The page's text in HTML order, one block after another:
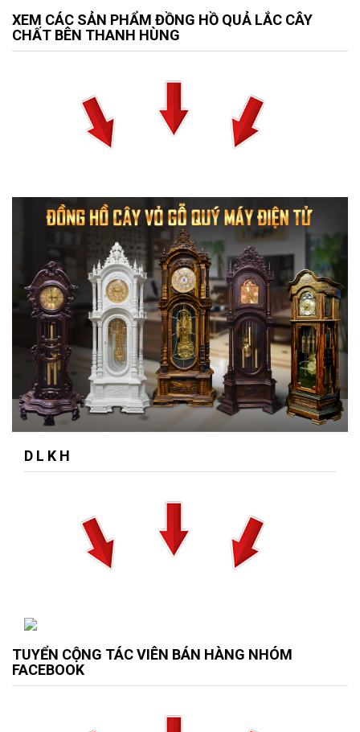
XEM CÁC SẢN PHẨM ĐỒNG HỒ QUẢ LẮC CÂY
CHẤT BÊN THANH HÙNG
D L K H
TUYỂN CỘNG TÁC VIÊN BÁN HÀNG NHÓM
FACEBOOK